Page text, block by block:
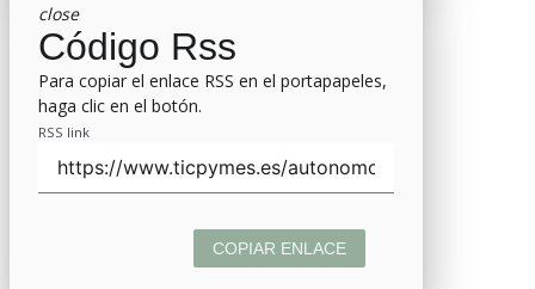
close
Código Rss
Para copiar el enlace RSS en el portapapeles,
haga clic en el botón.
RSS link
COPIAR ENLACE